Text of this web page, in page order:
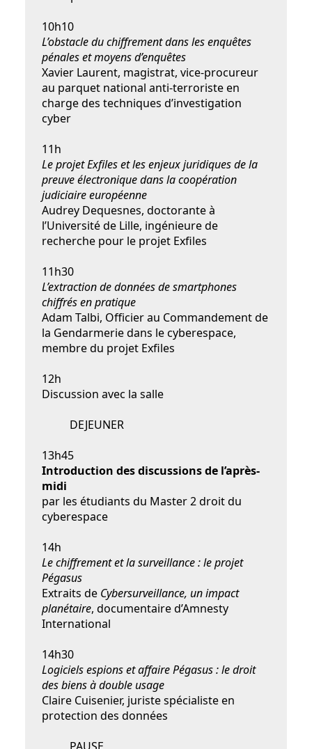
10h10
L’obstacle du chiffrement dans les enquêtes
pénales et moyens d’enquêtes
Xavier Laurent, magistrat, vice-procureur
au parquet national anti-terroriste en
charge des techniques d’investigation
cyber
11h
Le projet Exfiles et les enjeux juridiques de la
preuve électronique dans la coopération
judiciaire européenne
Audrey Dequesnes, doctorante à
l’Université de Lille, ingénieure de
recherche pour le projet Exfiles
11h30
L’extraction de données de smartphones
chiffrés en pratique
Adam Talbi, Officier au Commandement de
la Gendarmerie dans le cyberespace,
membre du projet Exfiles
12h
Discussion avec la salle
DEJEUNER
13h45
Introduction des discussions de l’après-
midi
par les étudiants du Master 2 droit du
cyberespace
14h
Le chiffrement et la surveillance : le projet
Pégasus
Extraits de Cybersurveillance, un impact
planétaire, documentaire d’Amnesty
International
14h30
Logiciels espions et affaire Pégasus : le droit
des biens à double usage
Claire Cuisenier, juriste spécialiste en
protection des données